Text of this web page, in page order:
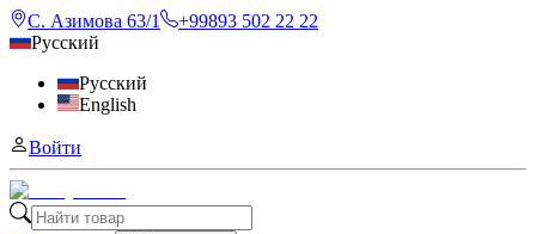
С. Азимова 63/1
+99893 502 22 22
Русский
Русский
English
Войти